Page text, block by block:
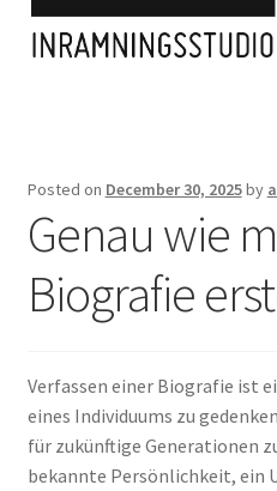
Kontakt/Contact
Nyheter/News
Service/Services
Posted on December 30, 2025by
Genau wie
Biografie
Verfassen einer Biografie ist
eines Individuums zu
für zukünftige Generationen
bekannte Persönlichkeit, ein